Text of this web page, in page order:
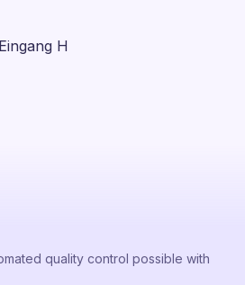
H
quality control possible with